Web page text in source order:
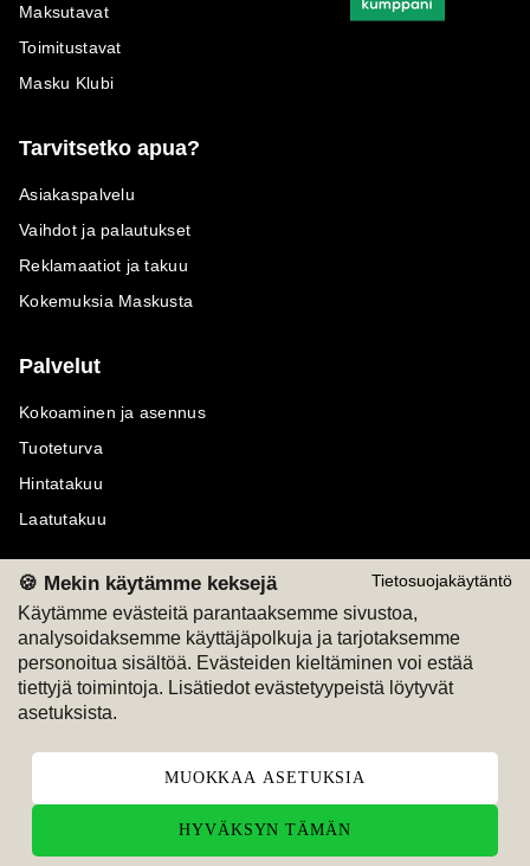
Tietosuojakäytäntö
🍪 Mekin käytämme keksejä
Käytämme evästeitä parantaaksemme sivustoa,
analysoidaksemme käyttäjäpolkuja ja tarjotaksemme
personoitua sisältöä. Evästeiden kieltäminen voi estää
tiettyjä toimintoja. Lisätiedot evästetyypeistä löytyvät
asetuksista.
MUOKKAA ASETUKSIA
HYVÄKSYN TÄMÄN
Maksutavat
Toimitustavat
Masku Klubi
Tarvitsetko apua?
Asiakaspalvelu
Vaihdot ja palautukset
Reklamaatiot ja takuu
Kokemuksia Maskusta
Palvelut
Kokoaminen ja asennus
Tuoteturva
Hintatakuu
Laatutakuu
Maksutavat
M
Seuraa meitä